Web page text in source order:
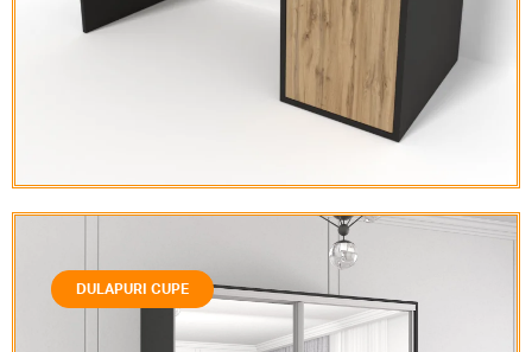
DULAPURI CUPE